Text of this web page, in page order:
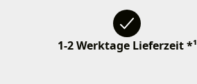
1-2 Werktage Lieferzeit *¹